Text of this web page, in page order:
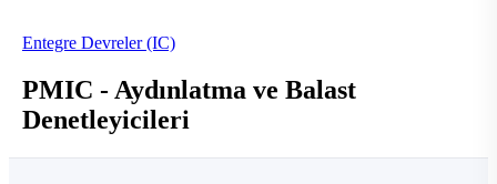
Entegre Devreler (IC)
PMIC - Aydınlatma ve Balast
Denetleyicileri